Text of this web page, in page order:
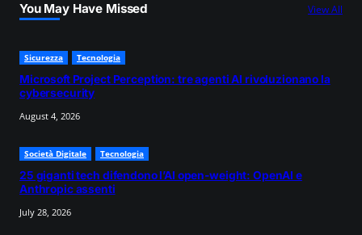
h
You May Have Missed View All
Sicurezza Tecnologia
Microsoft Project Perception: tre agenti AI rivoluzionano la
cybersecurity
August 4, 2026
Società Digitale Tecnologia
25 giganti tech difendono l’AI open-weight: OpenAI e
Anthropic assenti
July 28, 2026